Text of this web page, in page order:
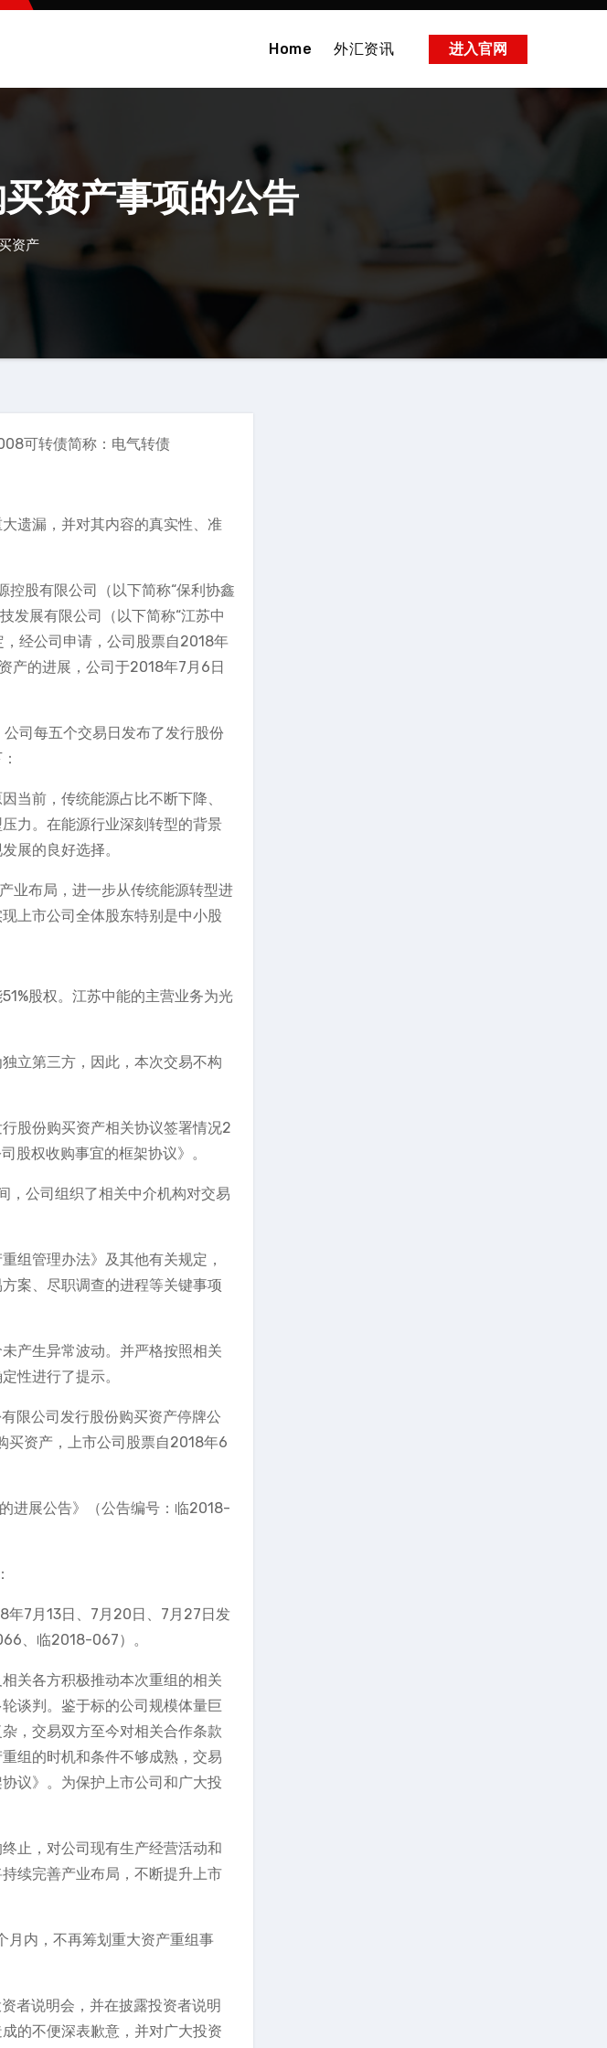
Home 外汇资讯 进入官网
资产事项的公告
资产
可转债简称：电气转债
遗漏，并对其内容的真实性、准
控股有限公司（以下简称“保利协鑫
发展有限公司（以下简称“江苏中
经公司申请，公司股票自2018年
产的进展，公司于2018年7月6日
司每五个交易日发布了发行股份
当前，传统能源占比不断下降、
力。在能源行业深刻转型的背景
展的良好选择。
业布局，进一步从传统能源转型进
上市公司全体股东特别是中小股
股权。江苏中能的主营业务为光
立第三方，因此，本次交易不构
股份购买资产相关协议签署情况2
股权收购事宜的框架协议》。
，公司组织了相关中介机构对交易
组管理办法》及其他有关规定，
案、尽职调查的进程等关键事项
产生异常波动。并严格按照相关
性进行了提示。
限公司发行股份购买资产停牌公
买资产，上市公司股票自2018年6
进展公告》（公告编号：临2018-
7月13日、7月20日、7月27日发
、临2018-067）。
关各方积极推动本次重组的相关
谈判。鉴于标的公司规模体量巨
，交易双方至今对相关合作条款
组的时机和条件不够成熟，交易
议》。为保护上市公司和广大投
止，对公司现有生产经营活动和
续完善产业布局，不断提升上市
月内，不再筹划重大资产重组事
者说明会，并在披露投资者说明
的不便深表歉意，并对广大投资